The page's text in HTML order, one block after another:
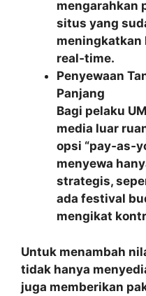
mengarahkan
situs yang
meningkatkan
real‑time.
Penyewaan
Panjang
Bagi pelaku
media luar
opsi
menyewa
strategis,
ada festival
mengikat
Untuk menambah
tidak hanya
juga memberikan